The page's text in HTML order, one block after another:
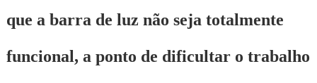
que a barra de luz não seja totalmente
funcional, a ponto de dificultar o trabalho